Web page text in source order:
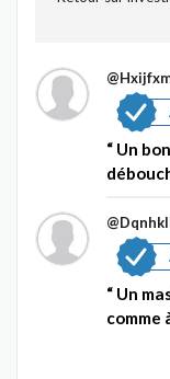
Un
Un
comme